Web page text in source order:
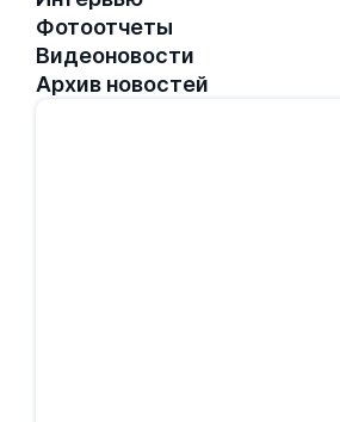
Фотоотчеты
Видеоновости
Архив новостей